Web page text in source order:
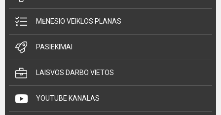
MĖNESIO VEIKLOS PLANAS
PASIEKIMAI
LAISVOS DARBO VIETOS
YOUTUBE KANALAS